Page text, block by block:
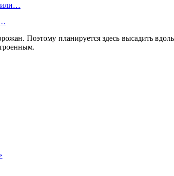
Поэтому планируется здесь высадить